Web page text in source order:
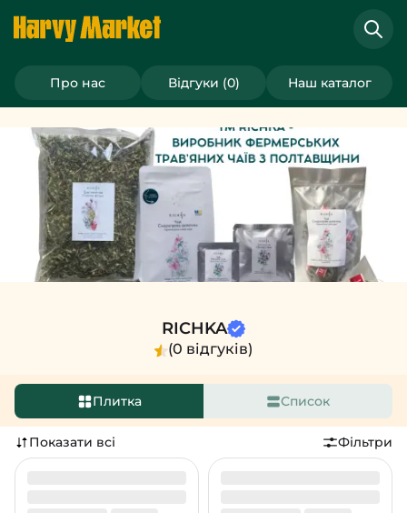
Трав’яний чай “Стихія природи” 500 грам > RICHKA
Про нас Відгуки (0) Наш каталог
RICHKA
(0 відгуків)
Плитка Список
Фільтри
Показати всі